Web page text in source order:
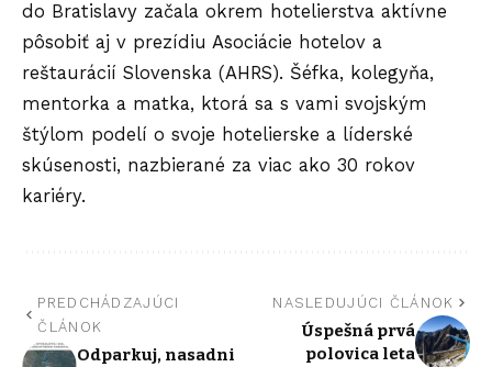
do Bratislavy začala okrem hotelierstva aktívne
pôsobiť aj v prezídiu Asociácie hotelov a
reštaurácií Slovenska (AHRS). Šéfka, kolegyňa,
mentorka a matka, ktorá sa s vami svojským
štýlom podelí o svoje hotelierske a líderské
skúsenosti, nazbierané za viac ako 30 rokov
kariéry.
PREDCHÁDZAJÚCI
ČLÁNOK
Odparkuj, nasadni
NASLEDUJÚCI ČLÁNOK
Úspešná prvá
polovica leta